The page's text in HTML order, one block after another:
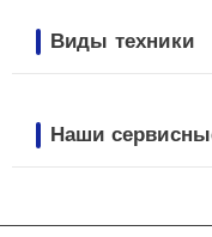
Виды техники
Наши